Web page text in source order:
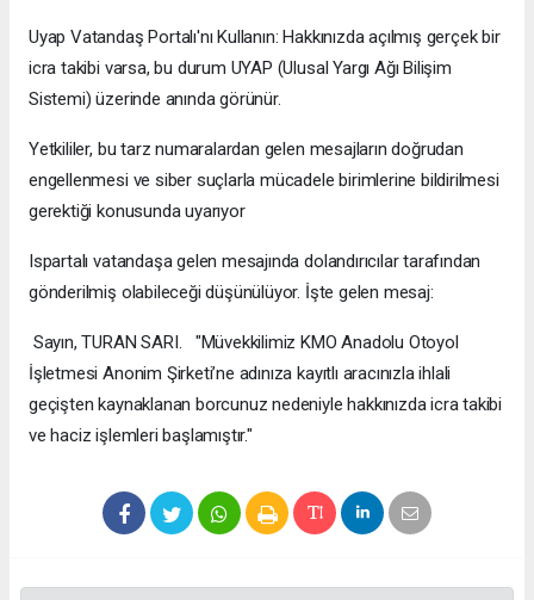
​Uyap Vatandaş Portalı'nı Kullanın: Hakkınızda açılmış gerçek bir
icra takibi varsa, bu durum UYAP (Ulusal Yargı Ağı Bilişim
Sistemi) üzerinde anında görünür.
​Yetkililer, bu tarz numaralardan gelen mesajların doğrudan
engellenmesi ve siber suçlarla mücadele birimlerine bildirilmesi
gerektiği konusunda uyarıyor
Ispartalı vatandaşa gelen mesajında dolandırıcılar tarafından
gönderilmiş olabileceği düşünülüyor. İşte gelen mesaj:
Sayın, TURAN SARI. "Müvekkilimiz KMO Anadolu Otoyol
İşletmesi Anonim Şirketi’ne adınıza kayıtlı aracınızla ihlali
geçişten kaynaklanan borcunuz nedeniyle hakkınızda icra takibi
ve haciz işlemleri başlamıştır."